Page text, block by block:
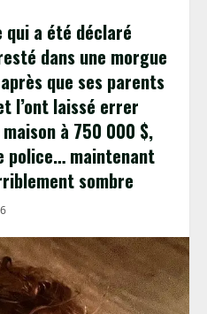
qui a été déclaré
dans une morgue
que ses parents
l’ont laissé errer
à 750 000 $,
police… maintenant
sombre